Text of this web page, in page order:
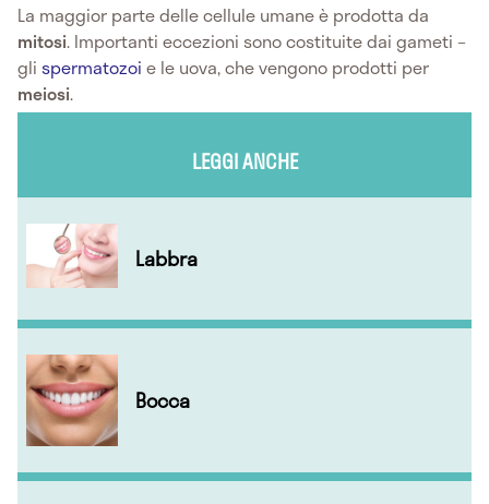
La maggior parte delle cellule umane è prodotta da
mitosi. Importanti eccezioni sono costituite dai gameti –
gli spermatozoi e le uova, che vengono prodotti per
meiosi.
LEGGI ANCHE
Labbra
Bocca